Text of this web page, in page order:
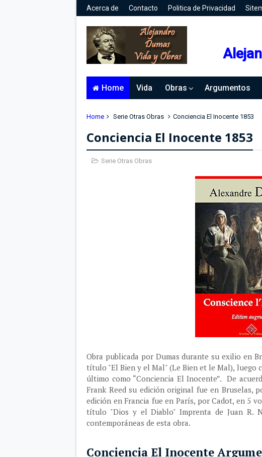
Acerca de Contacto Politica de Privacidad
Home Vida Obras Argumentos
Home Serie Otras Obras Conciencia El Inocente 1853
Conciencia El Inocente 1853
Serie Otras Obras
Obra publicada por Dumas durante su exilio en
título "El Bien y el Mal" (Le Bien et le Mal), luego
último como “Conciencia El Inocente”. De
Frank Reed su edición original fue en Bruselas,
edición en Francia fue en París, por Cadot, en 5
título "Dios y el Diablo" Imprenta de Juan R.
contemporáneas de esta obra.
Conciencia El Inocente